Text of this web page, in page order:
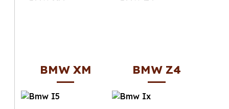
BMW XM BMW Z4